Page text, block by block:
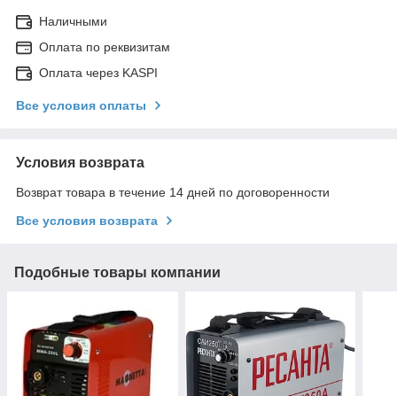
Наличными
Оплата по реквизитам
Оплата через KASPI
Все условия оплаты
Условия возврата
Возврат товара в течение 14 дней по договоренности
Все условия возврата
Подобные товары компании